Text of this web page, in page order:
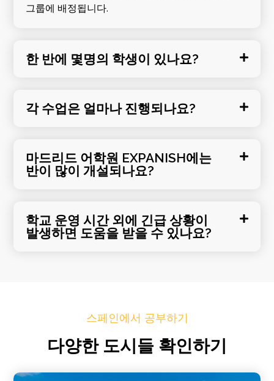
그룹에 배정됩니다.
한 반에 몇명의 학생이 있나요?
각 수업은 얼마나 진행되나요?
마드리드 어학원 EXPANISH에는
반이 많이 개설되나요?
학교 운영 시간 외에 긴급 상황이
발생하면 도움을 받을 수 있나요?
스페인에서 공부하기
다양한 도시들 확인하기